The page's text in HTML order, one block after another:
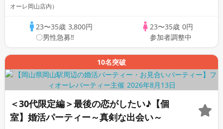
オーレ岡山店内）
23〜35歳 3,800円
〇男性急募‼
23〜35歳 0円
参加者調整中
10名突破
＜30代限定編＞最後の恋がしたい♪【個
室】婚活パーティー～真剣な出会い～